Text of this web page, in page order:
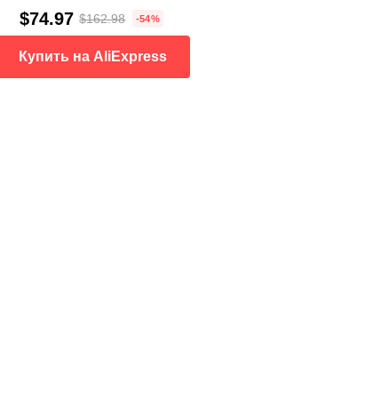
$74.97 $162.98 -54%
Купить на AliExpress